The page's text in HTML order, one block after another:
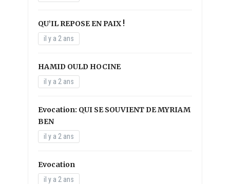
QU’IL REPOSE EN PAIX !
il y a 2 ans
HAMID OULD HOCINE
il y a 2 ans
Evocation: QUI SE SOUVIENT DE MYRIAM
BEN
il y a 2 ans
Evocation
il y a 2 ans